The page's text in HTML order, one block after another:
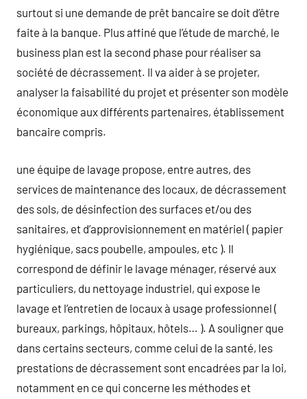
surtout si une demande de prêt bancaire se doit d’être
faite à la banque. Plus affiné que l’étude de marché, le
business plan est la second phase pour réaliser sa
société de décrassement. Il va aider à se projeter,
analyser la faisabilité du projet et présenter son modèle
économique aux différents partenaires, établissement
bancaire compris.
une équipe de lavage propose, entre autres, des
services de maintenance des locaux, de décrassement
des sols, de désinfection des surfaces et/ou des
sanitaires, et d’approvisionnement en matériel ( papier
hygiénique, sacs poubelle, ampoules, etc ). Il
correspond de définir le lavage ménager, réservé aux
particuliers, du nettoyage industriel, qui expose le
lavage et l’entretien de locaux à usage professionnel (
bureaux, parkings, hôpitaux, hôtels… ). A souligner que
dans certains secteurs, comme celui de la santé, les
prestations de décrassement sont encadrées par la loi,
notamment en ce qui concerne les méthodes et